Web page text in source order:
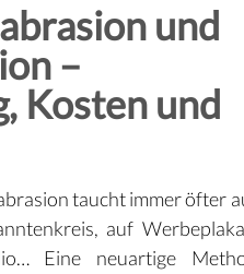
und
–
Kosten und
taucht immer öfter
auf
Eine neuartige